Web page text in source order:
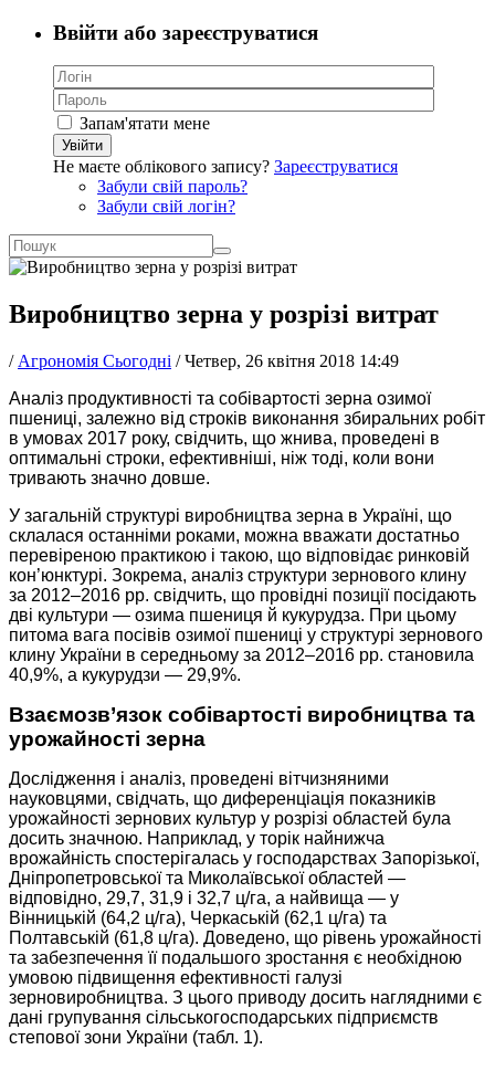
Ввійти або зареєструватися
Запам'ятати мене
Увійти
Не маєте облікового запису? Зареєструватися
Забули свій пароль?
Забули свій логін?
Виробництво зерна у розрізі витрат
/ Агрономія Сьогодні /Четвер, 26 квітня 2018 14:49
Аналіз продуктивності та собівартості зерна озимої
пшениці, залежно від строків виконання збиральних робіт
в умовах 2017 року, свідчить, що жнива, проведені в
оптимальні строки, ефективніші, ніж тоді, коли вони
тривають значно довше.
У загальній структурі виробництва зерна в Україні, що
склалася останніми роками, можна вважати достатньо
перевіреною практикою і такою, що відповідає ринковій
кон’юнктурі. Зокрема, аналіз структури зернового клину
за 2012–2016 рр. свідчить, що провідні позиції посідають
дві культури — озима пшениця й кукурудза. При цьому
питома вага посівів озимої пшениці у структурі зернового
клину України в середньому за 2012–2016 рр. становила
40,9%, а кукурудзи — 29,9%.
Взаємозв’язок собівартості виробництва та
урожайності зерна
Дослідження і аналіз, проведені вітчизняними
науковцями, свідчать, що диференціація показників
урожайності зернових культур у розрізі областей була
досить значною. Наприклад, у торік найнижча
врожайність спостерігалась у господарствах Запорізької,
Дніпропетровської та Миколаївської областей —
відповідно, 29,7, 31,9 і 32,7 ц/га, а найвища — у
Вінницькій (64,2 ц/га), Черкаській (62,1 ц/га) та
Полтавській (61,8 ц/га). Доведено, що рівень урожайності
та забезпечення її подальшого зростання є необхідною
умовою підвищення ефективності галузі
зерновиробництва. З цього приводу досить наглядними є
дані групування сільськогосподарських підприємств
степової зони України (табл. 1).